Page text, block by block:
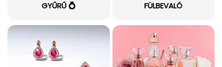
GYŰRŰ 💍 FÜLBEVALÓ